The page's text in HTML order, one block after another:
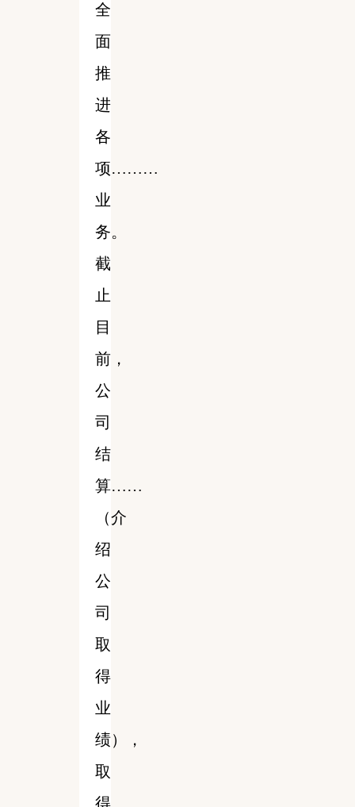
全
面
推
进
各
项………
业
务。
截
止
目
前，
公
司
结
算……
（介
绍
公
司
取
得
业
绩），
取
得